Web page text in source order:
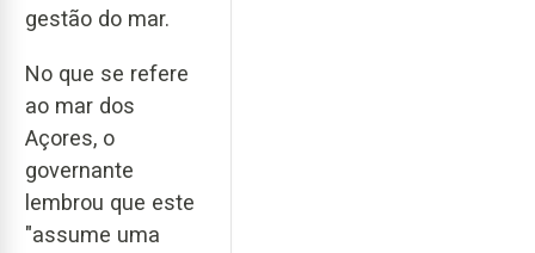
gestão do mar.
No que se refere
ao mar dos
Açores, o
governante
lembrou que este
"assume uma